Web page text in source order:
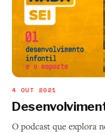
4 OUT 2021
O podcast que explora